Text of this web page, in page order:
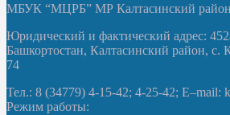
МБУК “МЦРБ” МР Калтасинский
Юридический и фактический адрес:
Башкортостан, Калтасинский район, с.
74
Тел.: 8 (34779) 4-15-42; 4-25-42; E–mail:
Режим работы: